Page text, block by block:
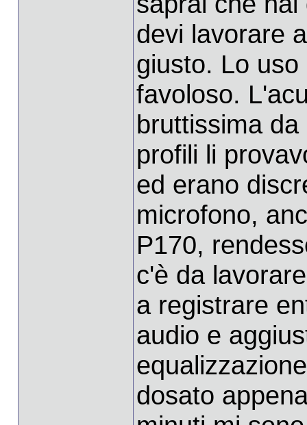
devi lavorare
giusto. Lo
favoloso.
bruttissima
profili li
ed erano
microfono,
P170,
c'è da
a registrare
audio e
dosato